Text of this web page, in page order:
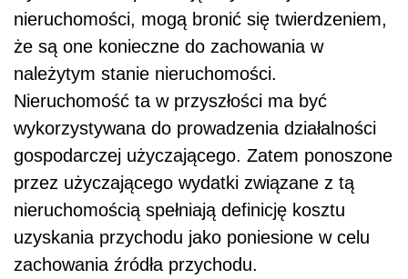
nieruchomości, mogą bronić się twierdzeniem,
że są one konieczne do zachowania w
należytym stanie nieruchomości.
Nieruchomość ta w przyszłości ma być
wykorzystywana do prowadzenia działalności
gospodarczej użyczającego. Zatem ponoszone
przez użyczającego wydatki związane z tą
nieruchomością spełniają definicję kosztu
uzyskania przychodu jako poniesione w celu
zachowania źródła przychodu.